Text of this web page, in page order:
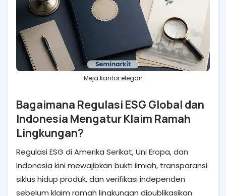
Meja kantor elegan
Bagaimana Regulasi ESG Global dan
Indonesia Mengatur Klaim Ramah
Lingkungan?
Regulasi ESG di Amerika Serikat, Uni Eropa, dan
Indonesia kini mewajibkan bukti ilmiah, transparansi
siklus hidup produk, dan verifikasi independen
sebelum klaim ramah lingkungan dipublikasikan